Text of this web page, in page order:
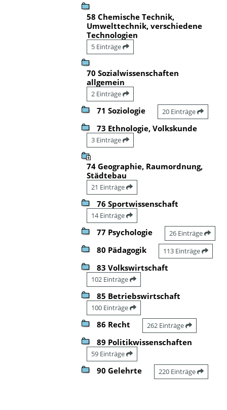
58 Chemische Technik,
Umwelttechnik, verschiedene
Technologien
5 Einträge
70 Sozialwissenschaften
allgemein
2 Einträge
71 Soziologie 20 Einträge
73 Ethnologie, Volkskunde
3 Einträge
74 Geographie, Raumordnung,
Städtebau
21 Einträge
76 Sportwissenschaft
14 Einträge
77 Psychologie 26 Einträge
80 Pädagogik 113 Einträge
83 Volkswirtschaft
102 Einträge
85 Betriebswirtschaft
100 Einträge
86 Recht 262 Einträge
89 Politikwissenschaften
59 Einträge
90 Gelehrte 220 Einträge